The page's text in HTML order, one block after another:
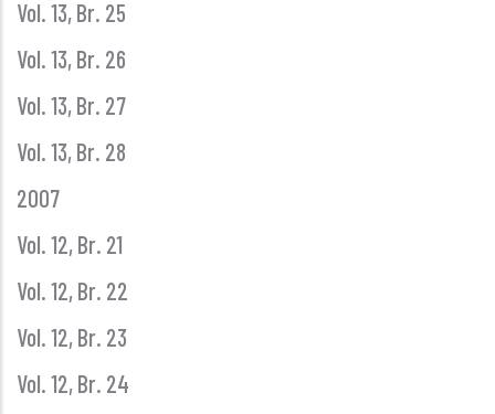
Vol. 13, Br. 25
Vol. 13, Br. 26
Vol. 13, Br. 27
Vol. 13, Br. 28
2007
Vol. 12, Br. 21
Vol. 12, Br. 22
Vol. 12, Br. 23
Vol. 12, Br. 24